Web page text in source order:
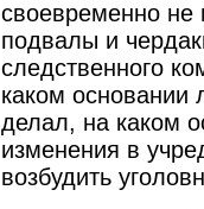
своевременно не
подвалы и
следственного
каком основании
делал, на каком
изменения в
возбудить